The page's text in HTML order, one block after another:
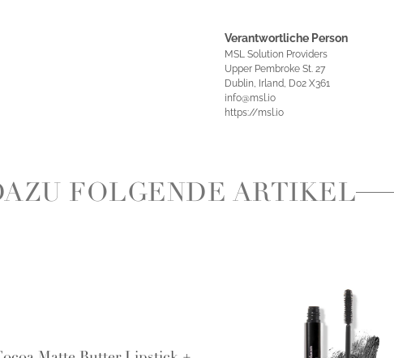
Verantwortliche Person
MSL Solution Providers
Upper Pembroke St. 27
Dublin, Irland, D02 X361
info@msl.io
https://msl.io
FOLGENDE ARTIKEL